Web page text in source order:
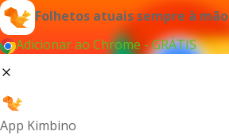
Folhetos atuais sempre à mão
Adicionar ao Chrome - GRÁTIS
App Kimbino